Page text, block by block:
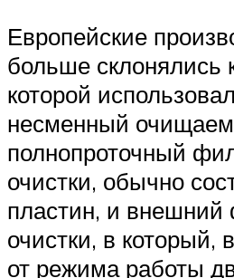
Европейские
больше склонялись
которой
несменный
полнопроточный
очистки, обычно
пластин, и внешний
очистки, в который,
от режима работы